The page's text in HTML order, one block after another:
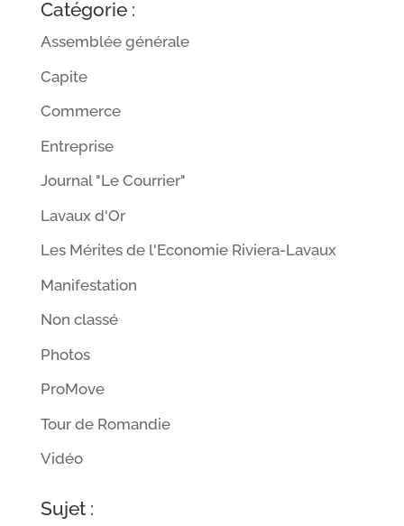
r
n
a
v
e
:
Catégorie :
Assemblée générale
Capite
Commerce
Entreprise
Journal "Le Courrier"
Lavaux d'Or
Les Mérites de l'Economie Riviera-Lavaux
Manifestation
Non classé
Photos
ProMove
Tour de Romandie
Vidéo
Sujet :